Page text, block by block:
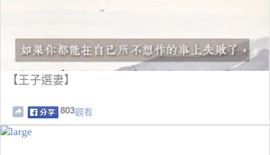
【王子選妻】
803觀看